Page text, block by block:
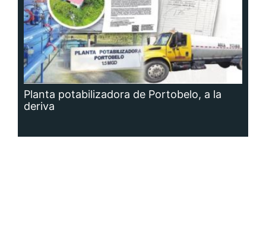
Planta potabilizadora de Portobelo, a la
deriva